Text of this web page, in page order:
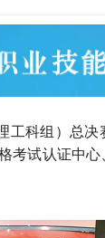
科组）总
考试认证中